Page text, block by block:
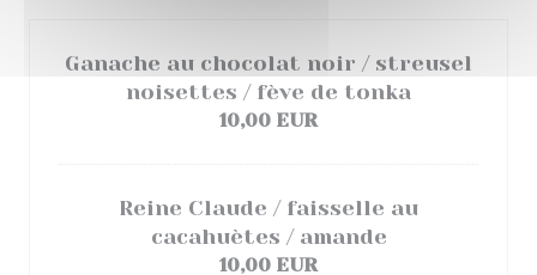
Ganache au chocolat noir / streusel
noisettes / fève de tonka
10,00 EUR
Reine Claude / faisselle au
cacahuètes / amande
10,00 EUR